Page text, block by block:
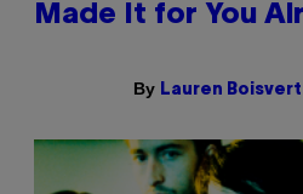
Made It for You
By Lauren Boisvert